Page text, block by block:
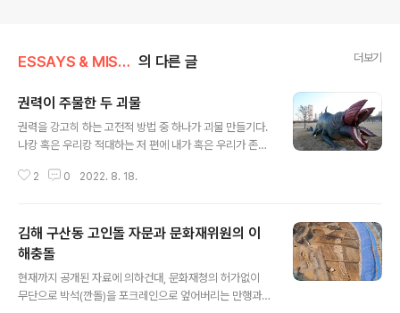
ESSAYS & MISCELLANIES 의 다른 글 더보기
권력이 주물한 두 괴물
권력을 강고히 하는 고전적 방법 중 하나가 괴물 만들기다.
나캉 혹은 우리캉 적대하는 저 편에 내가 혹은 우리가 존재
권세력과 그들을 추종하는 사람들도 이 수법을 쓰는데 이
만든 주체가 따로 있다. 윤과 전이 괴물로 등장하는 과정을
추적하면 아주 흥미롭다. 특히 전광훈. 이 사람을 등장시킨
주체는 다름 아닌 더불어민주당이었다. 대통령하야를 요구
한 기독 보수 꼴통 목사는 한둘도 아니요 더구나 새로운 현
상도 아닌데 어느날 저 당에서 전광훈을 지목해 사탄으로
2 0 2022. 8. 18.
김해 구산동 고인돌 자문과 문화재위원의 이
해충돌
현재까지 공개된 자료에 의하건대, 문화재청의 허가없이
무단으로 박석(깐돌)을 포크레인으로 엎어버리는 만행과도